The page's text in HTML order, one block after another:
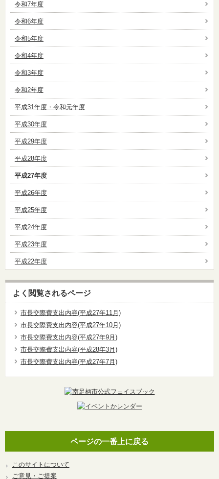
令和7年度
令和6年度
令和5年度
令和4年度
令和3年度
令和2年度
平成31年度・令和元年度
平成30年度
平成29年度
平成28年度
平成27年度
平成26年度
平成25年度
平成24年度
平成23年度
平成22年度
よく閲覧されるページ
市長交際費支出内容(平成27年11月)
市長交際費支出内容(平成27年10月)
市長交際費支出内容(平成27年9月)
市長交際費支出内容(平成28年3月)
市長交際費支出内容(平成27年7月)
ページの一番上に戻る
このサイトについて
ご意見・ご提案